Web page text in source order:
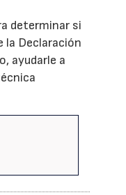
determinar si
la Declaración
ayudarle a